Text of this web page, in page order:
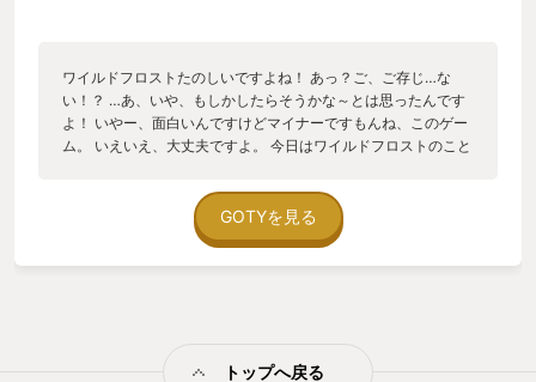
ワイルドフロストたのしいですよね！ あっ？ご、ご存じ…な
い！？ …あ、いや、もしかしたらそうかな～とは思ったんです
よ！ いやー、面白いんですけどマイナーですもんね、このゲー
ム。 いえいえ、大丈夫ですよ。 今日はワイルドフロストのこと
で！ 【ワイルドフロストって何…？知らん…怖…】 ワイルドフ
ロストは2022年にリリースされたローグライクデッキ構築ゲー
ムです。 ローグライクデッキ構築ゲームってなんぞや？って方
売しているショップなどがあり、手札であるデッキを強化して
GOTYを見る
トップへ戻る